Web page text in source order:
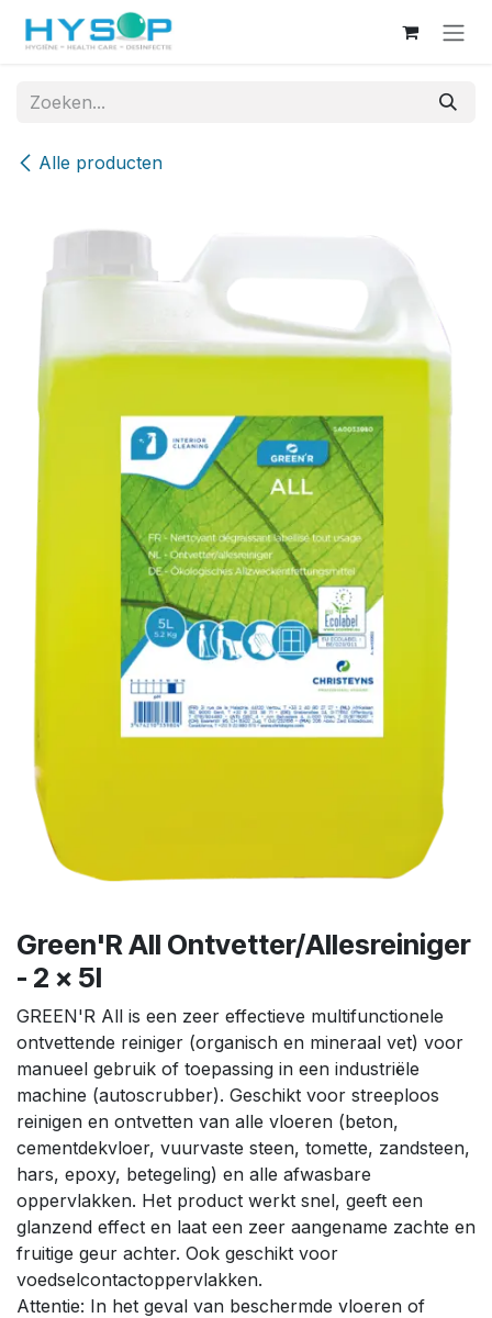
Overslaan naar inhoud
Alle producten
Green'R All Ontvetter/Allesreiniger
- 2 x 5l
GREEN'R All is een zeer effectieve multifunctionele
ontvettende reiniger (organisch en mineraal vet) voor
manueel gebruik of toepassing in een industriële
machine (autoscrubber). Geschikt voor streeploos
reinigen en ontvetten van alle vloeren (beton,
cementdekvloer, vuurvaste steen, tomette, zandsteen,
hars, epoxy, betegeling) en alle afwasbare
oppervlakken. Het product werkt snel, geeft een
glanzend effect en laat een zeer aangename zachte en
fruitige geur achter. Ook geschikt voor
voedselcontactoppervlakken.
Attentie: In het geval van beschermde vloeren of